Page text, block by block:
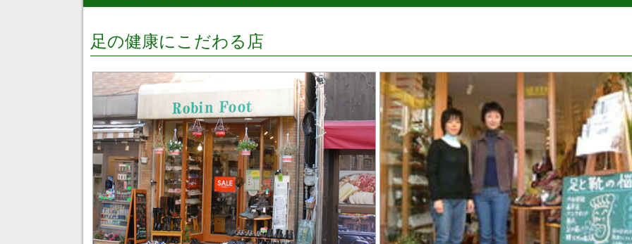
足の健康にこだわる店